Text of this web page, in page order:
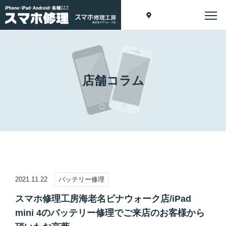
店舗コラム
2021.11.22 バッテリー修理
スマホ修理工房海老名ビナウォーク店/iPad
mini 4のバッテリー修理でご来店のお客様から